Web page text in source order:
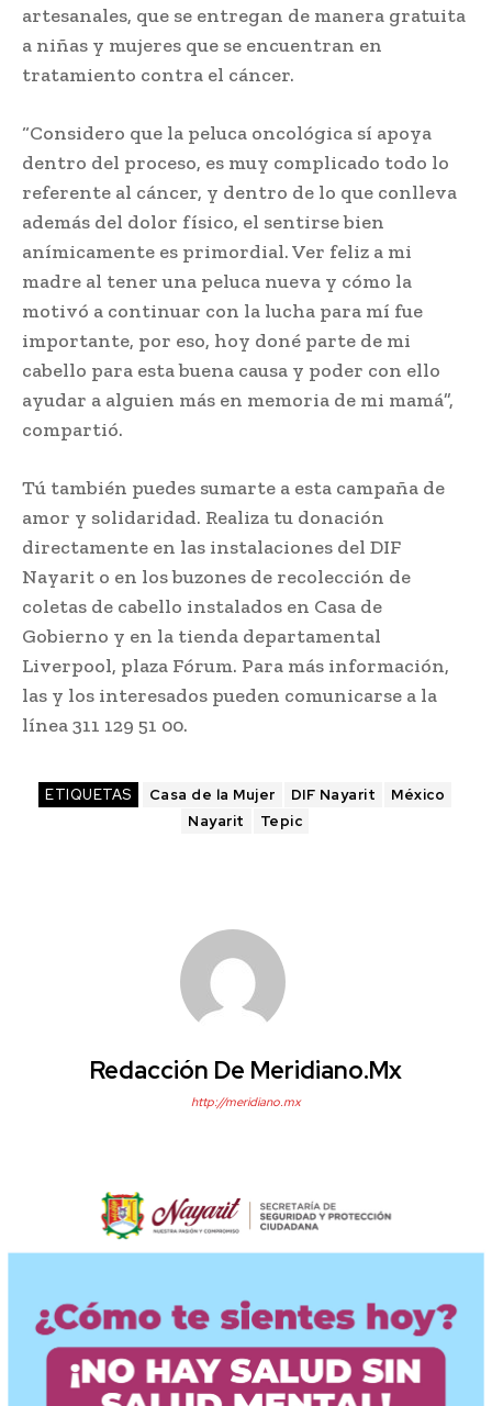
artesanales, que se entregan de manera gratuita
a niñas y mujeres que se encuentran en
tratamiento contra el cáncer.
“Considero que la peluca oncológica sí apoya
dentro del proceso, es muy complicado todo lo
referente al cáncer, y dentro de lo que conlleva
además del dolor físico, el sentirse bien
anímicamente es primordial. Ver feliz a mi
madre al tener una peluca nueva y cómo la
motivó a continuar con la lucha para mí fue
importante, por eso, hoy doné parte de mi
cabello para esta buena causa y poder con ello
ayudar a alguien más en memoria de mi mamá”,
compartió.
Tú también puedes sumarte a esta campaña de
amor y solidaridad. Realiza tu donación
directamente en las instalaciones del DIF
Nayarit o en los buzones de recolección de
coletas de cabello instalados en Casa de
Gobierno y en la tienda departamental
Liverpool, plaza Fórum. Para más información,
las y los interesados pueden comunicarse a la
línea 311 129 51 00.
ETIQUETAS Casa de la Mujer DIF Nayarit
México
Nayarit
Tepic
Redacción De Meridiano.mx
http://meridiano.mx